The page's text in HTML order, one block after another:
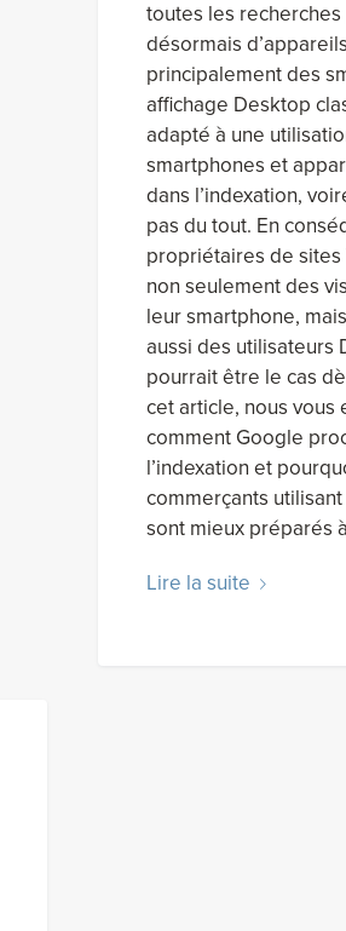
toutes les
désormais
principalement des
affichage Desktop
adapté à une
smartphones et
dans l’indexation,
pas du tout. En
propriétaires de
non seulement des
leur smartphone,
aussi des utilisateurs
pourrait être le cas
cet article, nous vous
comment Google
l’indexation et
commerçants
sont mieux préparés
Lire la suite